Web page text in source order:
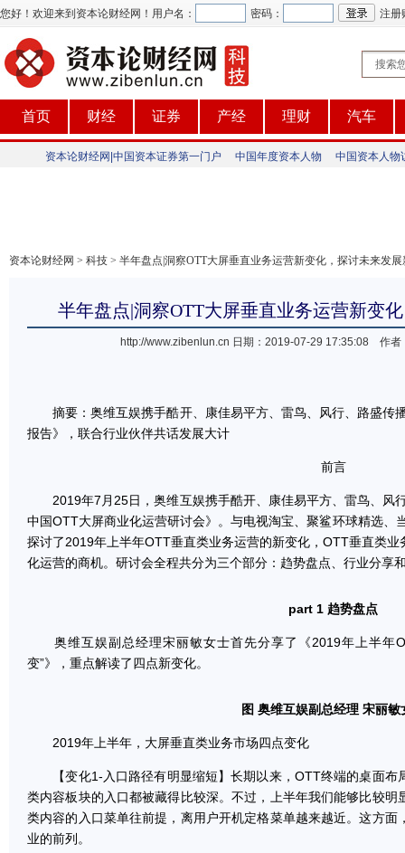
您好！欢迎来到资本论财经网！ 用户名： 密码： 注册
首页 财经 证券 产经 理财 汽车
资本论财经网|中国资本证券第一门户 中国年度资本人物 中国资本人物
资本论财经网 > 科技 > 半年盘点|洞察OTT大屏垂直业务运营新变化，探讨未来发展
半年盘点|洞察OTT大屏垂直业务运营新变
http://www.zibenlun.cn 日期：2019-07-29 17:35:08 作
摘要：奥维互娱携手酷开、康佳易平方、雷鸟、风行、路盛传
报告》，联合行业伙伴共话发展大计
前言
2019年7月25日，奥维互娱携手酷开、康佳易平方、雷鸟、风
中国OTT大屏商业化运营研讨会》。与电视淘宝、聚鲨环球精选、
探讨了2019年上半年OTT垂直类业务运营的新变化，OTT垂直类
化运营的商机。研讨会全程共分为三个部分：趋势盘点、行业分享
part 1 趋势盘点
奥维互娱副总经理宋丽敏女士首先分享了《2019年上半年
变”》，重点解读了四点新变化。
图 奥维互娱副总经理 宋丽敏
2019年上半年，大屏垂直类业务市场四点变化
【变化1-入口路径有明显缩短】长期以来，OTT终端的桌面布
类内容板块的入口都被藏得比较深。不过，上半年我们能够比较明
类内容的入口菜单往前提，离用户开机定格菜单越来越近。这方面
业的前列。